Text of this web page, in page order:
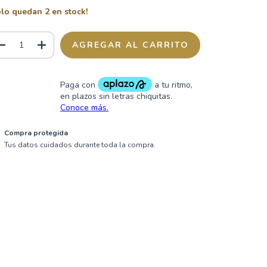
quedan 2en stock!
Compra protegida
Tus datos cuidados durante toda la compra.